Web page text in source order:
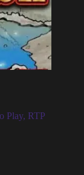
Play, RTP